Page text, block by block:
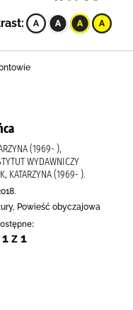
(1969- ),
WYDAWNICZY
KATARZYNA (1969- ).
Powieść obyczajowa
1 z 1